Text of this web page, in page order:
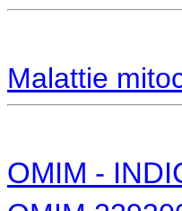
Malattie
OMIM -